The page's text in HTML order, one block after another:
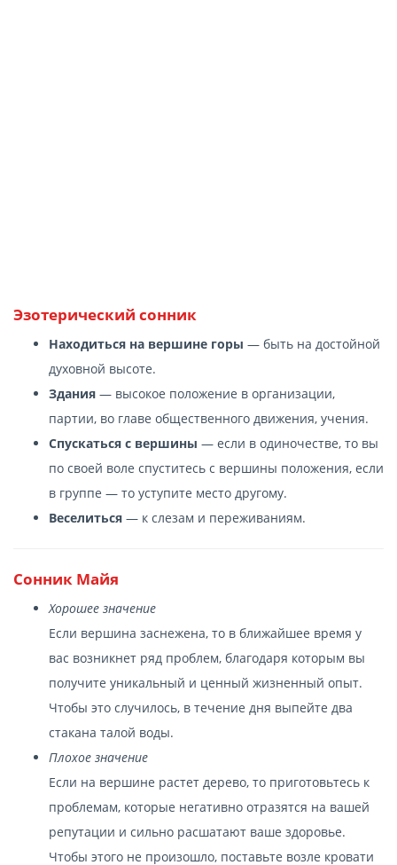
Эзотерический сонник
Находиться на вершине горы — быть на достойной
духовной высоте.
Здания — высокое положение в организации,
партии, во главе общественного движения, учения.
Спускаться с вершины — если в одиночестве, то вы
по своей воле спуститесь с вершины положения, если
в группе — то уступите место другому.
Веселиться — к слезам и переживаниям.
Сонник Майя
Хорошее значение
Если вершина заснежена, то в ближайшее время у
вас возникнет ряд проблем, благодаря которым вы
получите уникальный и ценный жизненный опыт.
Чтобы это случилось, в течение дня выпейте два
стакана талой воды.
Плохое значение
Если на вершине растет дерево, то приготовьтесь к
проблемам, которые негативно отразятся на вашей
репутации и сильно расшатают ваше здоровье.
Чтобы этого не произошло, поставьте возле кровати